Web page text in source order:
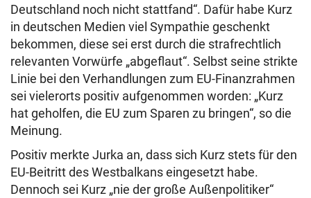
Deutschland noch nicht stattfand“. Dafür habe Kurz
in deutschen Medien viel Sympathie geschenkt
bekommen, diese sei erst durch die strafrechtlich
relevanten Vorwürfe „abgeflaut“. Selbst seine strikte
Linie bei den Verhandlungen zum EU-Finanzrahmen
sei vielerorts positiv aufgenommen worden: „Kurz
hat geholfen, die EU zum Sparen zu bringen“, so die
Meinung.
Positiv merkte Jurka an, dass sich Kurz stets für den
EU-Beitritt des Westbalkans eingesetzt habe.
Dennoch sei Kurz „nie der große Außenpolitiker“